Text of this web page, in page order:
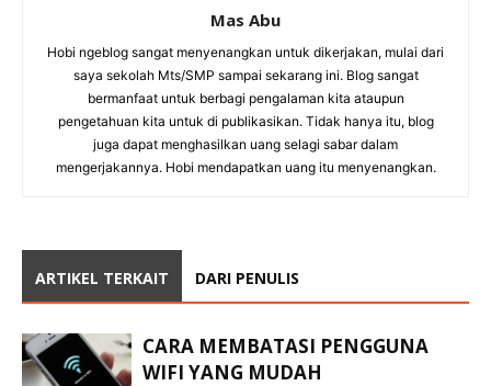
Mas Abu
Hobi ngeblog sangat menyenangkan untuk dikerjakan, mulai dari
saya sekolah Mts/SMP sampai sekarang ini. Blog sangat
bermanfaat untuk berbagi pengalaman kita ataupun
pengetahuan kita untuk di publikasikan. Tidak hanya itu, blog
juga dapat menghasilkan uang selagi sabar dalam
mengerjakannya. Hobi mendapatkan uang itu menyenangkan.
ARTIKEL TERKAIT DARI PENULIS
CARA MEMBATASI PENGGUNA
WIFI YANG MUDAH